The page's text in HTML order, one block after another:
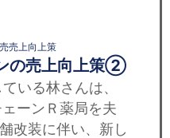
売上向上策
の売上向上策②
る林さんは、
ーンＲ薬局を夫
改装に伴い、新し